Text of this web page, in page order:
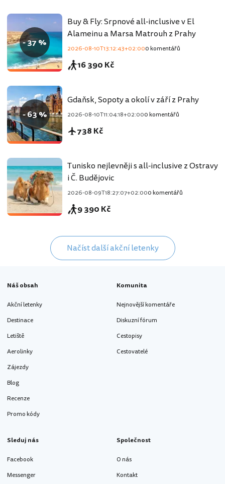
- 37 %
Buy & Fly: Srpnové all-inclusive v El
Alameinu a Marsa Matrouh z Prahy
2026-08-10T13:12:43+02:000 komentářů
16 390 Kč
- 63 %
Gdaňsk, Sopoty a okolí v září z Prahy
2026-08-10T11:04:18+02:000 komentářů
738 Kč
Tunisko nejlevněji s all-inclusive z Ostravy
i Č. Budějovic
2026-08-09T18:27:07+02:000 komentářů
9 390 Kč
Načíst další akční letenky
Náš obsah
Akční letenky
Destinace
Letiště
Aerolinky
Zájezdy
Blog
Recenze
Promo kódy
Komunita
Nejnovější komentáře
Diskuzní fórum
Cestopisy
Cestovatelé
Sleduj nás
Facebook
Messenger
Společnost
O nás
Kontakt